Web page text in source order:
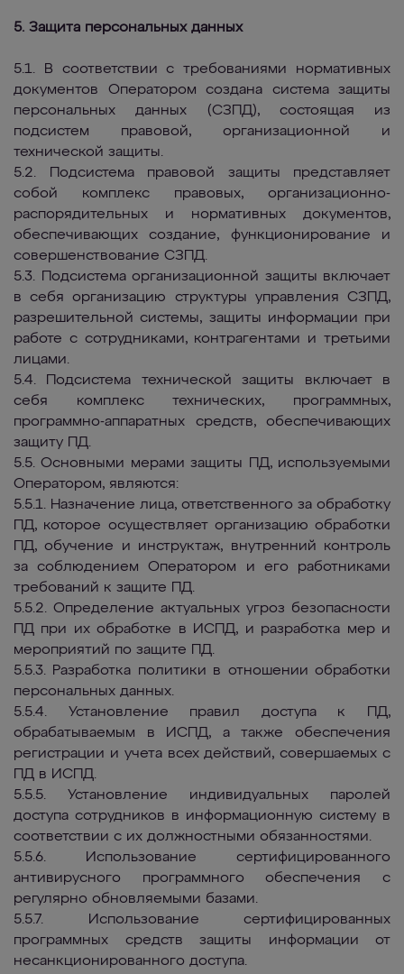
5. Защита персональных данных
5.1. В соответствии с требованиями нормативных
документов Оператором создана система защиты
персональных данных (СЗПД), состоящая из
подсистем правовой, организационной и
технической защиты.
5.2. Подсистема правовой защиты представляет
собой комплекс правовых, организационно-
распорядительных и нормативных документов,
обеспечивающих создание, функционирование и
совершенствование СЗПД.
5.3. Подсистема организационной защиты включает
в себя организацию структуры управления СЗПД,
разрешительной системы, защиты информации при
работе с сотрудниками, контрагентами и третьими
лицами.
5.4. Подсистема технической защиты включает в
себя комплекс технических, программных,
программно-аппаратных средств, обеспечивающих
защиту ПД.
5.5. Основными мерами защиты ПД, используемыми
Оператором, являются:
5.5.1. Назначение лица, ответственного за обработку
ПД, которое осуществляет организацию обработки
ПД, обучение и инструктаж, внутренний контроль
за соблюдением Оператором и его работниками
требований к защите ПД.
5.5.2. Определение актуальных угроз безопасности
ПД при их обработке в ИСПД, и разработка мер и
мероприятий по защите ПД.
5.5.3. Разработка политики в отношении обработки
персональных данных.
5.5.4. Установление правил доступа к ПД,
обрабатываемым в ИСПД, а также обеспечения
регистрации и учета всех действий, совершаемых с
ПД в ИСПД.
5.5.5. Установление индивидуальных паролей
доступа сотрудников в информационную систему в
соответствии с их должностными обязанностями.
5.5.6. Использование сертифицированного
антивирусного программного обеспечения с
регулярно обновляемыми базами.
5.5.7. Использование сертифицированных
программных средств защиты информации от
несанкционированного доступа.